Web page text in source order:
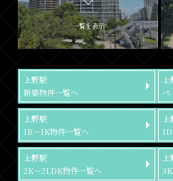
一覧を表示
上野駅
新築物件一覧へ
ペ
上野駅
1R～1K物件一覧へ
上野駅
2K～2LDK物件一覧へ